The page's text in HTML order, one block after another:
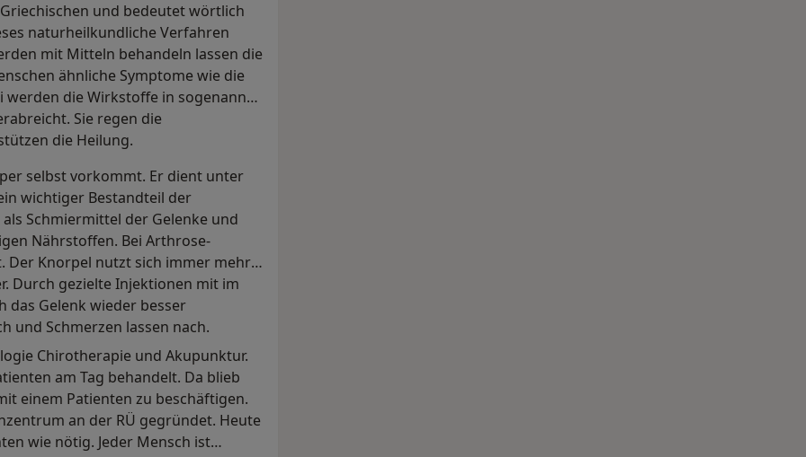
und bedeutet wörtlich
naturheilkundliche Verfahren
mit Mitteln behandeln lassen die
ähnliche Symptome wie die
die Wirkstoffe in sogenannte
Sie regen die
die Heilung.
selbst vorkommt. Er dient unter
wichtiger Bestandteil der
Schmiermittel der Gelenke und
Nährstoffen. Bei Arthrose-
Der Knorpel nutzt sich immer mehr
Durch gezielte Injektionen mit im
das Gelenk wieder besser
und Schmerzen lassen nach.
Chirotherapie und Akupunktur.
am Tag behandelt. Da blieb
einem Patienten zu beschäftigen.
an der RÜ gegründet. Heute
wie nötig. Jeder Mensch ist